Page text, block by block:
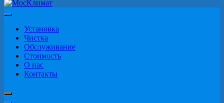
Установка
Чистка
Обслуживание
Стоимость
О нас
Контакты